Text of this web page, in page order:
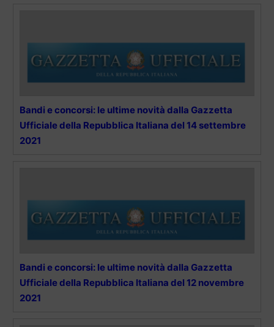
Bandi e concorsi: le ultime novità dalla Gazzetta
Ufficiale della Repubblica Italiana del 14 settembre
2021
Bandi e concorsi: le ultime novità dalla Gazzetta
Ufficiale della Repubblica Italiana del 12 novembre
2021